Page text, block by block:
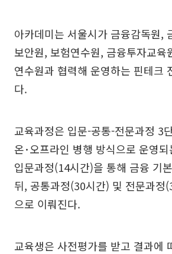
아카데미는 서울시가 금융감독원,
보안원, 보험연수원, 금융투자교육
연수원과 협력해 운영하는 핀테크
다.
교육과정은 입문-공통-전문과정 3
온･오프라인 병행 방식으로 운영
입문과정(14시간)을 통해 금융 기
뒤, 공통과정(30시간) 및 전문과정
으로 이뤄진다.
교육생은 사전평가를 받고 결과에